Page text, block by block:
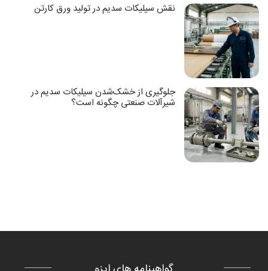
نقش سیلیکات سدیم در تولید ورق کارتن
جلوگیری از خشک‌شدن سیلیکات سدیم در
شیرآلات صنعتی چگونه است؟